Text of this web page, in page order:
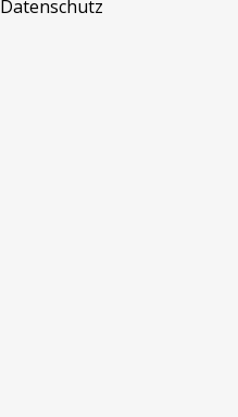
Datenschutz